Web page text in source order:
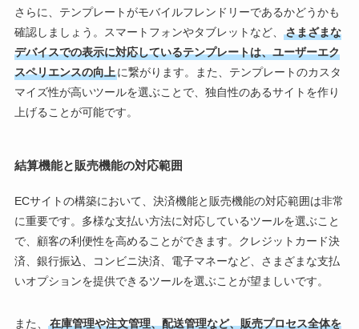
さらに、テンプレートがモバイルフレンドリーであるかどうかも
確認しましょう。スマートフォンやタブレットなど、
さまざまな
デバイスでの表示に対応しているテンプレートは、ユーザーエク
スペリエンスの向上に繋がります。また、テンプレートのカスタ
マイズ性が高いツールを選ぶことで、独自性のあるサイトを作り
上げることが可能です。
結算機能と販売機能の対応範囲
ECサイトの構築において、決済機能と販売機能の対応範囲は非常
に重要です。多様な支払い方法に対応しているツールを選ぶこと
で、顧客の利便性を高めることができます。クレジットカード決
済、銀行振込、コンビニ決済、電子マネーなど、さまざまな支払
いオプションを提供できるツールを選ぶことが望ましいです。
また、
在庫管理や注文管理、配送管理など、販売プロセス全体を